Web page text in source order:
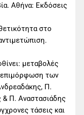
Αθήνα: Εκδόσεις
στο
μεταβολές
επιμόρφωση των
Π.
& Π. Αναστασιάδης
τάσεις και